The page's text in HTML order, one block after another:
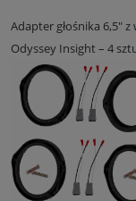
Adapter głośnika 6,5"
Odyssey Insight – 4